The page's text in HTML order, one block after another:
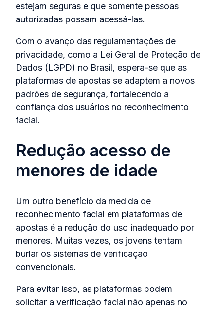
estejam seguras e que somente pessoas
autorizadas possam acessá-las.
Com o avanço das regulamentações de
privacidade, como a Lei Geral de Proteção de
Dados (LGPD) no Brasil, espera-se que as
plataformas de apostas se adaptem a novos
padrões de segurança, fortalecendo a
confiança dos usuários no reconhecimento
facial.
Redução acesso de
menores de idade
Um outro benefício da medida de
reconhecimento facial em plataformas de
apostas é a redução do uso inadequado por
menores. Muitas vezes, os jovens tentam
burlar os sistemas de verificação
convencionais.
Para evitar isso, as plataformas podem
solicitar a verificação facial não apenas no